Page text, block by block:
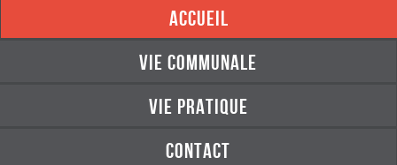
accueil
vie communale
vie pratique
contact